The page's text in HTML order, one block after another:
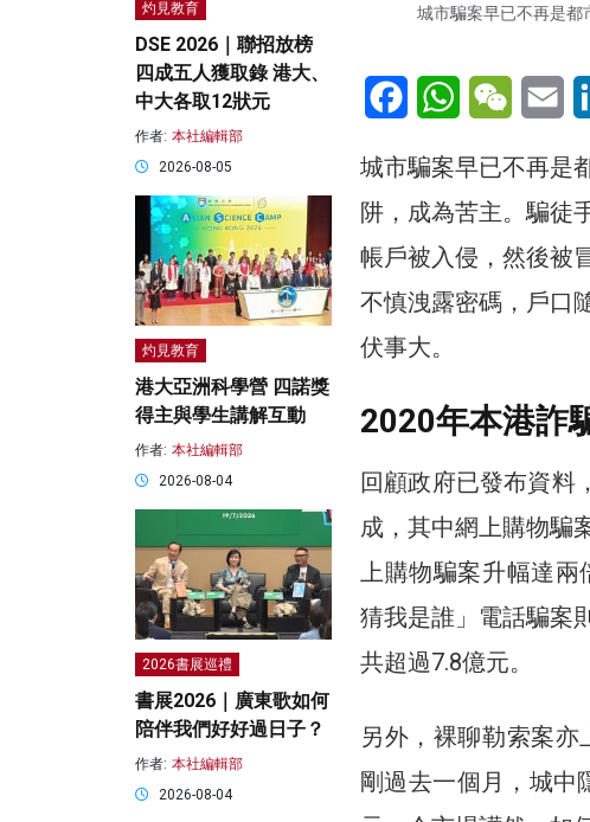
城市騙案早已不再是都
FacebookWhatsAppWeChat
城市騙案早已不再是
阱，成為苦主。騙徒
帳戶被入侵，然後被
不慎洩露密碼，戶口
伏事大。
2020年本港詐
回顧政府已發布資料
成，其中網上購物騙
上購物騙案升幅達兩
猜我是誰」電話騙案
共超過7.8億元。
另外，裸聊勒索案
剛過去一個月，城中
灼見教育
DSE 2026｜聯招放榜
四成五人獲取錄 港大、
中大各取12狀元
作者: 本社編輯部
2026-08-05
灼見教育
港大亞洲科學營 四諾獎
得主與學生講解互動
作者: 本社編輯部
2026-08-04
2026書展巡禮
書展2026｜廣東歌如何
陪伴我們好好過日子？
作者: 本社編輯部
2026-08-04